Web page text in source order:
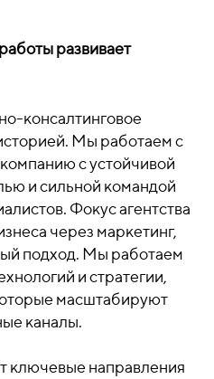
развивает
консалтинговое
Мы работаем с
с устойчивой
и сильной командой
Фокус агентства
через маркетинг,
подход. Мы работаем
и стратегии,
масштабируют
каналы.
ключевые направления